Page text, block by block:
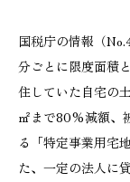
国税庁の情報（
分ごとに限度面積
住していた自宅の
㎡まで80%減額、
る「特定事業用宅
た、一定の法人に